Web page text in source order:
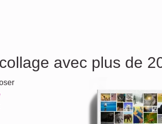
avec plus de